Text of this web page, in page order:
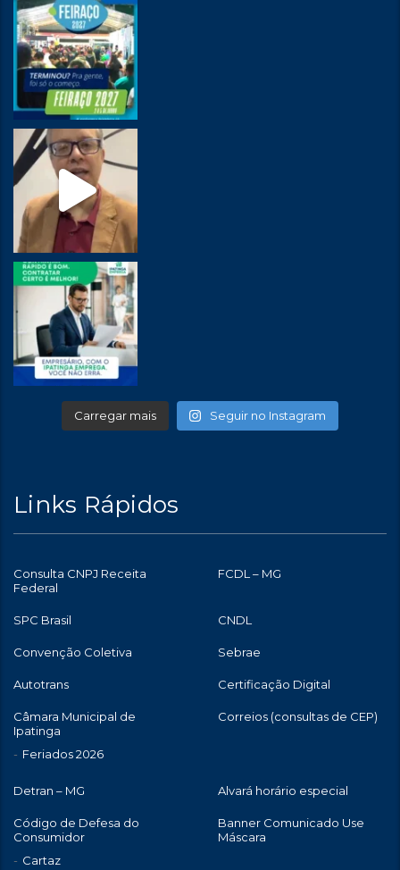
Carregar mais Seguir no Instagram
Links Rápidos
Consulta CNPJ Receita
Federal
FCDL – MG
SPC Brasil CNDL
Convenção Coletiva Sebrae
Autotrans Certificação Digital
Câmara Municipal de
Ipatinga
Feriados 2026
Correios (consultas de CEP)
Detran – MG Alvará horário especial
Código de Defesa do
Consumidor
Cartaz
Banner Comunicado Use
Máscara